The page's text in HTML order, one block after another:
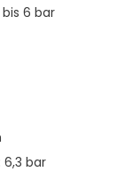
6 bar
bar